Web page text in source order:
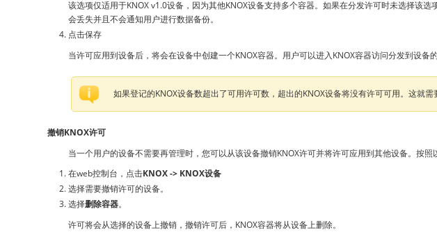
该选项仅适用于KNOX v1.0设备，因为其他KNOX设备支持多个容器。如果在分发许可时未选择该
会丢失并且不会通知用户进行数据备份。
点击保存
当许可应用到设备后，将会在设备中创建一个KNOX容器。用户可以进入KNOX容器访问分发到设备
如果登记的KNOX设备数超出了可用许可数，超出的KNOX设备将没有许可可用。这就
撤销KNOX许可
当一个用户的设备不需要再管理时，您可以从该设备撤销KNOX许可并将许可应用到其他设备。按照
在web控制台，点击KNOX -> KNOX设备
选择需要撤销许可的设备。
选择删除容器。
许可将会从选择的设备上撤销，撤销许可后，KNOX容器将从设备上删除。